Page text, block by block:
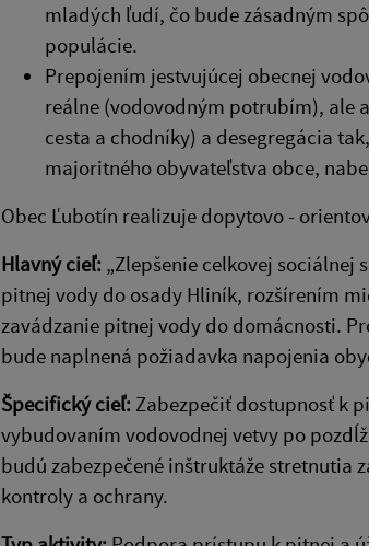
mladých ľudí, čo bude zásadným
populácie.
Prepojením jestvujúcej obecnej
reálne (vodovodným potrubím), ale
cesta a chodníky) a desegregácia
majoritného obyvateľstva obce,
Obec Ľubotín realizuje dopytovo -
Hlavný cieľ: „Zlepšenie celkovej sociálnej
pitnej vody do osady Hliník, rozšírením
zavádzanie pitnej vody do domácnosti.
bude naplnená požiadavka napojenia
Špecifický cieľ: Zabezpečiť dostupnosť k
vybudovaním vodovodnej vetvy po
budú zabezpečené inštruktáže stretnutia
kontroly a ochrany.